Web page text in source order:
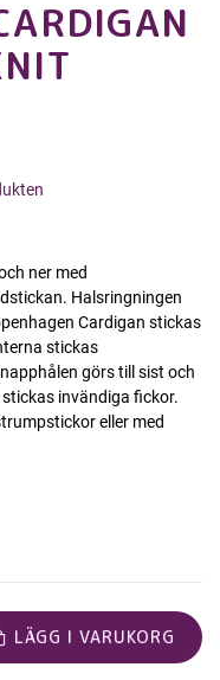
ner med
Halsringningen
Cardigan stickas
stickas
görs till sist och
invändiga fickor.
eller med
LÄGG I VARUKORG